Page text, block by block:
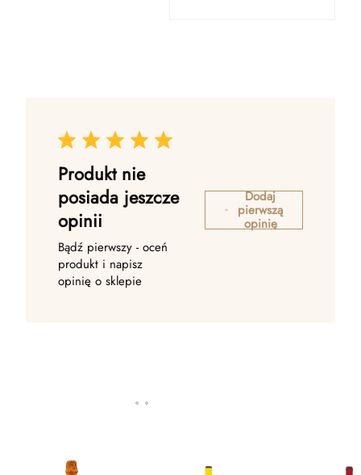
Produkt nie
posiada jeszcze
opinii
Bądź pierwszy - oceń
produkt i napisz
opinię o sklepie
Dodaj
pierwszą
opinię